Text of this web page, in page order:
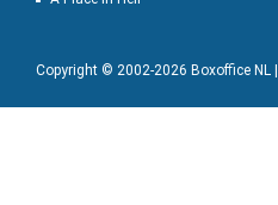
Copyright © 2002-2026 Boxoffice NL